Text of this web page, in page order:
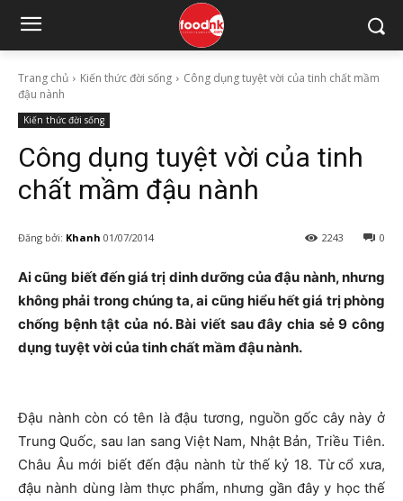
Trang chủ Kiến thức đời sống
Công dụng tuyệt vời của tinh chất mầm
đậu nành
Kiến thức đời sống
Công dụng tuyệt vời của tinh
chất mầm đậu nành
Đăng bởi: Khanh 01/07/2014 0
2243
Ai cũng biết đến giá trị dinh dưỡng của đậu nành, nhưng
không phải trong chúng ta, ai cũng hiểu hết giá trị phòng
chống bệnh tật của nó. Bài viết sau đây chia sẻ 9 công
dụng tuyệt vời của tinh chất mầm đậu nành.
Đậu nành còn có tên là đậu tương, nguồn gốc cây này ở
Trung Quốc, sau lan sang Việt Nam, Nhật Bản, Triều Tiên.
Châu Âu mới biết đến đậu nành từ thế kỷ 18. Từ cổ xưa,
đậu nành dùng làm thực phẩm, nhưng gần đây y học thế